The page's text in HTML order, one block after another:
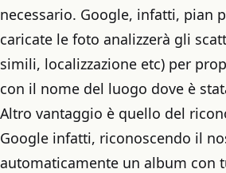
necessario. Google, infatti, pian
caricate le foto analizzerà gli
simili, localizzazione etc) per
con il nome del luogo dove è
Altro vantaggio è quello del
Google infatti, riconoscendo il
automaticamente un album con